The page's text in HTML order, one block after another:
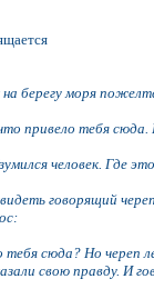
на берегу моря
привело тебя
человек. Где
говорящий
сюда? Но череп
свою правду. И